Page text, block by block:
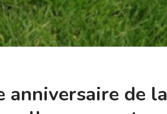
anniversaire de la